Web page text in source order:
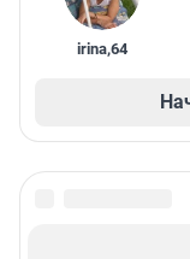
irina,64